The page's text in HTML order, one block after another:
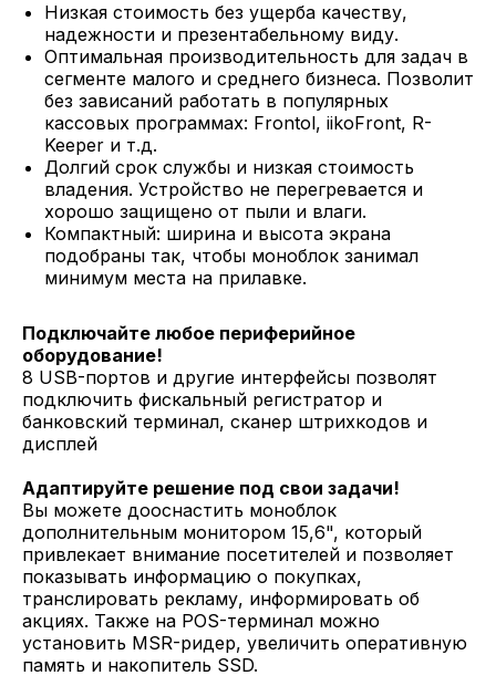
Низкая стоимость без ущерба качеству,
надежности и презентабельному виду.
Оптимальная производительность для задач в
сегменте малого и среднего бизнеса. Позволит
без зависаний работать в популярных
кассовых программах: Frontol, iikoFront, R-
Keeper и т.д.
Долгий срок службы и низкая стоимость
владения. Устройство не перегревается и
хорошо защищено от пыли и влаги.
Компактный: ширина и высота экрана
подобраны так, чтобы моноблок занимал
минимум места на прилавке.
Подключайте любое периферийное
оборудование!
8 USB-портов и другие интерфейсы позволят
подключить фискальный регистратор и
банковский терминал, сканер штрихкодов и
дисплей
Адаптируйте решение под свои задачи!
Вы можете дооснастить моноблок
дополнительным монитором 15,6", который
привлекает внимание посетителей и позволяет
показывать информацию о покупках,
транслировать рекламу, информировать об
акциях. Также на POS-терминал можно
установить MSR-ридер, увеличить оперативную
память и накопитель SSD.